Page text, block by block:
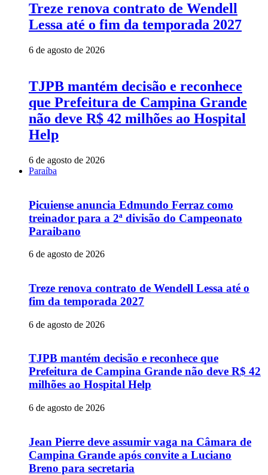
Treze renova contrato de Wendell
Lessa até o fim da temporada 2027
6 de agosto de 2026
TJPB mantém decisão e reconhece
que Prefeitura de Campina Grande
não deve R$ 42 milhões ao Hospital
Help
6 de agosto de 2026
Paraíba
Picuiense anuncia Edmundo Ferraz como
treinador para a 2ª divisão do Campeonato
Paraibano
6 de agosto de 2026
Treze renova contrato de Wendell Lessa até o
fim da temporada 2027
6 de agosto de 2026
TJPB mantém decisão e reconhece que
Prefeitura de Campina Grande não deve R$ 42
milhões ao Hospital Help
6 de agosto de 2026
Jean Pierre deve assumir vaga na Câmara de
Campina Grande após convite a Luciano
Breno para secretaria